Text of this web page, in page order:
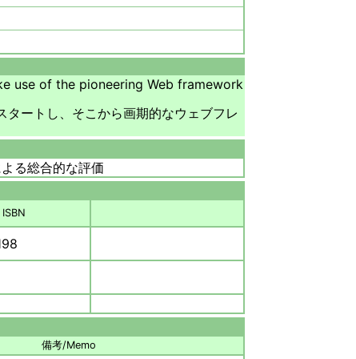
use of the pioneering Web framework
ートし、そこから画期的なウェブフレ
る総合的な評価
ISBN
備考/Memo